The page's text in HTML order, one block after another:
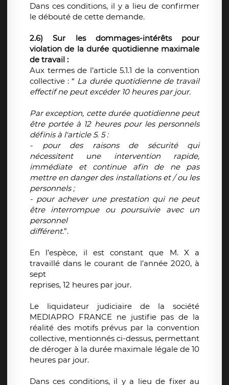
Dans ces conditions, il y a lieu de confirmer
le débouté de cette demande.
2.6) Sur les dommages-intérêts pour
violation de la durée quotidienne maximale
de travail :
Aux termes de l’article 5.1.1 de la convention
collective : “ La durée quotidienne de travail
effectif ne peut excéder 10 heures par jour.
Par exception, cette durée quotidienne peut
être portée à 12 heures pour les personnels
définis à l'article 5. 5 :
- pour des raisons de sécurité qui
nécessitent une intervention rapide,
immédiate et continue afin de ne pas
mettre en danger des installations et / ou les
personnels ;
- pour achever une prestation qui ne peut
être interrompue ou poursuivie avec un
personnel
différent.”.
En l’espèce, il est constant que M. X a
travaillé dans le courant de l’année 2020, à
sept
reprises, 12 heures par jour.
Le liquidateur judiciaire de la société
MEDIAPRO FRANCE ne justifie pas de la
réalité des motifs prévus par la convention
collective, mentionnés ci-dessus, permettant
de déroger à la durée maximale légale de 10
heures par jour.
Dans ces conditions, il y a lieu de fixer au